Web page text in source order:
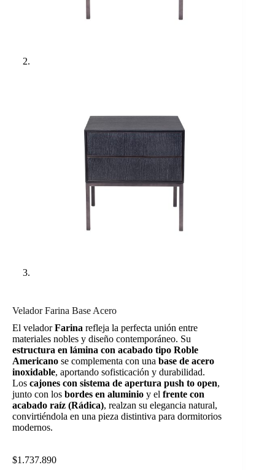
Velador Farina Base Acero
El veladorFarina refleja la perfecta unión entre
materiales nobles y diseño contemporáneo. Su
estructura en lámina con acabado tipo Roble
Americano se complementa con una base de acero
inoxidable, aportando sofisticación y durabilidad.
Los cajones con sistema de apertura push to open,
junto con los bordes en aluminio y el frente con
acabado raíz (Rádica), realzan su elegancia natural,
convirtiéndola en una pieza distintiva para dormitorios
modernos.
$1.737.890